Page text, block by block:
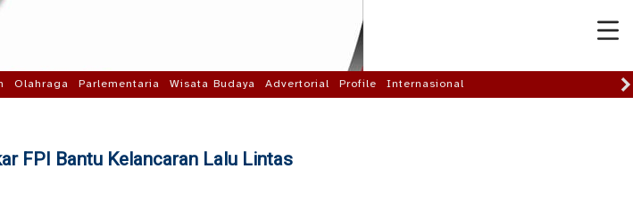
Olahraga Parlementaria Wisata Budaya Advertorial Profile Internasional
FPI Bantu Kelancaran Lalu Lintas